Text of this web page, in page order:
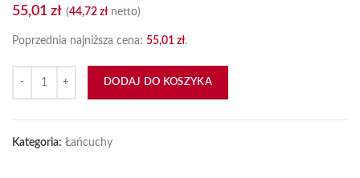
55,01 zł (44,72 złnetto)
Poprzednia najniższa cena: 55,01 zł.
DODAJ DO KOSZYKA
Kategoria: Łańcuchy